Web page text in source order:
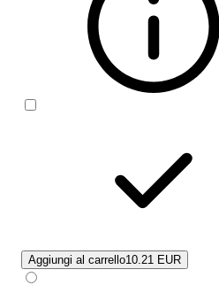
Aggiungi al carrello10.21 EUR